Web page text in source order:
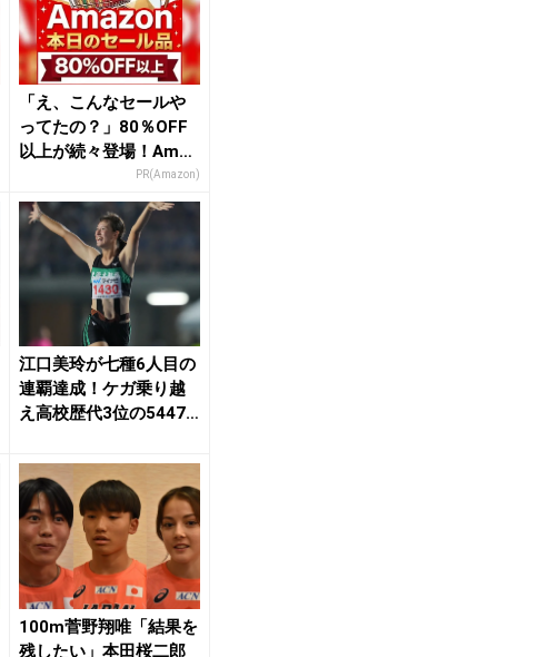
「え、こんなセールや
ってたの？」80％OFF
以上が続々登場！Amaz
PR(Amazon)
江口美玲が七種6人目の
連覇達成！ケガ乗り越
え高校歴代3位の5447
100m菅野翔唯「結果を
残したい」本田桜二郎